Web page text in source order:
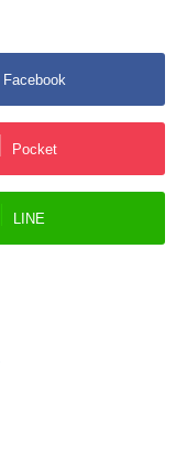
Facebook
Pocket
LINE